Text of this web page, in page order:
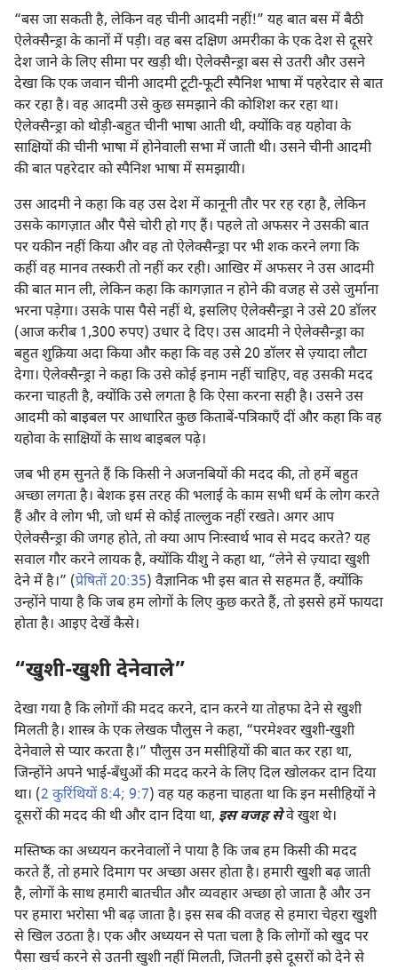
“बस जा सकती है, लेकिन वह चीनी आदमी नहीं!” यह बात बस में बैठी
ऐलेक्सैन्ड्रा के कानों में पड़ी। वह बस दक्षिण अमरीका के एक देश से दूसरे
देश जाने के लिए सीमा पर खड़ी थी। ऐलेक्सैन्ड्रा बस से उतरी और उसने
देखा कि एक जवान चीनी आदमी टूटी-फूटी स्पैनिश भाषा में पहरेदार से बात
कर रहा है। वह आदमी उसे कुछ समझाने की कोशिश कर रहा था।
ऐलेक्सैन्ड्रा को थोड़ी-बहुत चीनी भाषा आती थी, क्योंकि वह यहोवा के
साक्षियों की चीनी भाषा में होनेवाली सभा में जाती थी। उसने चीनी आदमी
की बात पहरेदार को स्पैनिश भाषा में समझायी।
उस आदमी ने कहा कि वह उस देश में कानूनी तौर पर रह रहा है, लेकिन
उसके कागज़ात और पैसे चोरी हो गए हैं। पहले तो अफसर ने उसकी बात
पर यकीन नहीं किया और वह तो ऐलेक्सैन्ड्रा पर भी शक करने लगा कि
कहीं वह मानव तस्करी तो नहीं कर रही। आखिर में अफसर ने उस आदमी
की बात मान ली, लेकिन कहा कि कागज़ात न होने की वजह से उसे जुर्माना
भरना पड़ेगा। उसके पास पैसे नहीं थे, इसलिए ऐलेक्सैन्ड्रा ने उसे 20 डॉलर
(आज करीब 1,300 रुपए) उधार दे दिए। उस आदमी ने ऐलेक्सैन्ड्रा का
बहुत शुक्रिया अदा किया और कहा कि वह उसे 20 डॉलर से ज़्यादा लौटा
देगा। ऐलेक्सैन्ड्रा ने कहा कि उसे कोई इनाम नहीं चाहिए, वह उसकी मदद
करना चाहती है, क्योंकि उसे लगता है कि ऐसा करना सही है। उसने उस
आदमी को बाइबल पर आधारित कुछ किताबें-पत्रिकाएँ दीं और कहा कि वह
यहोवा के साक्षियों के साथ बाइबल पढ़े।
जब भी हम सुनते हैं कि किसी ने अजनबियों की मदद की, तो हमें बहुत
अच्छा लगता है। बेशक इस तरह की भलाई के काम सभी धर्म के लोग करते
हैं और वे लोग भी, जो धर्म से कोई ताल्लुक नहीं रखते। अगर आप
ऐलेक्सैन्ड्रा की जगह होते, तो क्या आप निःस्वार्थ भाव से मदद करते? यह
सवाल गौर करने लायक है, क्योंकि यीशु ने कहा था, “लेने से ज़्यादा खुशी
देने में है।” (प्रेषितों 20:35) वैज्ञानिक भी इस बात से सहमत हैं, क्योंकि
उन्होंने पाया है कि जब हम लोगों के लिए कुछ करते हैं, तो इससे हमें फायदा
होता है। आइए देखें कैसे।
“खुशी-खुशी देनेवाले”
देखा गया है कि लोगों की मदद करने, दान करने या तोहफा देने से खुशी
मिलती है। शास्त्र के एक लेखक पौलुस ने कहा, “परमेश्‍वर खुशी-खुशी
देनेवाले से प्यार करता है।” पौलुस उन मसीहियों की बात कर रहा था,
जिन्होंने अपने भाई-बँधुओं की मदद करने के लिए दिल खोलकर दान दिया
था। (2 कुरिंथियों 8:4; 9:7) वह यह कहना चाहता था कि इन मसीहियों ने
दूसरों की मदद की थी और दान दिया था, इस वजह सेवे खुश थे।
मस्तिष्क का अध्ययन करनेवालों ने पाया है कि जब हम किसी की मदद
करते हैं, तो हमारे दिमाग पर अच्छा असर होता है। हमारी खुशी बढ़ जाती
है, लोगों के साथ हमारी बातचीत और व्यवहार अच्छा हो जाता है और उन
पर हमारा भरोसा भी बढ़ जाता है। इस सब की वजह से हमारा चेहरा खुशी
से खिल उठता है। एक और अध्ययन से पता चला है कि लोगों को खुद पर
पैसा खर्च करने से उतनी खुशी नहीं मिलती, जितनी इसे दूसरों को देने से